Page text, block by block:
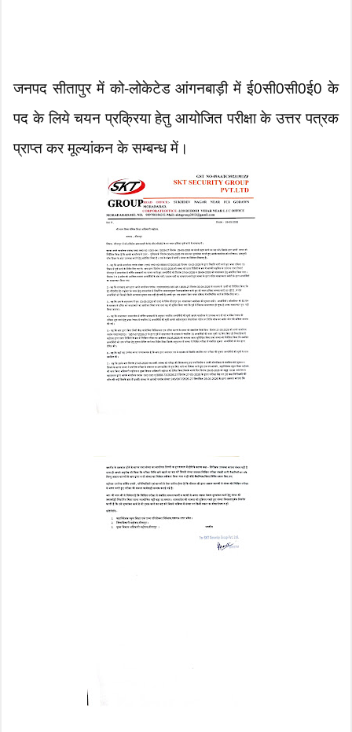
जनपद सीतापुर में को-लोकेटेड आंगनबाड़ी में ई0सी0सी0ई0 के
पद के लिये चयन प्रक्रिया हेतु आयोजित परीक्षा के उत्तर पत्रक
प्राप्त कर मूल्यांकन के सम्बन्ध में।